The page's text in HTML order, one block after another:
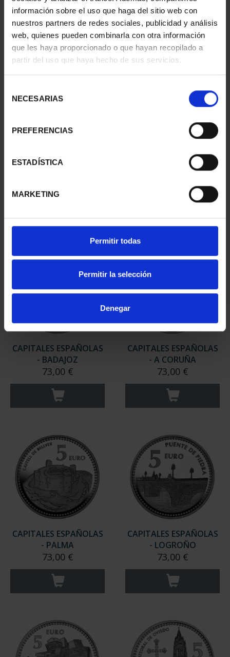
información sobre el uso que haga del sitio web con
nuestros partners de redes sociales, publicidad y análisis
web, quienes pueden combinarla con otra información
que les haya proporcionado o que hayan recopilado a
partir del uso que haya hecho de sus servicios.
NECESARIAS
PREFERENCIAS
ESTADÍSTICA
MARKETING
Permitir todas
Permitir la selección
Denegar
CAPITALES ESPAÑOLAS
CAPITALES ESPAÑOLAS
CAPITALES ESPAÑOLAS
- BADAJOZ
73,00 €
CAPITALES ESPAÑOLAS
- A CORUÑA
73,00 €
CAPITALES ESPAÑOLAS
- PALMA
73,00 €
CAPITALES ESPAÑOLAS
- LOGROÑO
73,00 €